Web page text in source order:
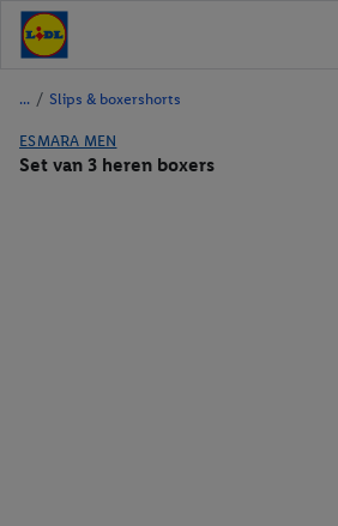
/ Slips & boxershorts
ESMARA MEN
Set van 3 heren boxers